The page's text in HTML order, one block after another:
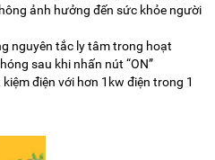
ảnh hưởng đến sức khỏe người
nguyên tắc ly tâm trong hoạt
sau khi nhấn nút “ON”
điện với hơn 1kw điện trong 1